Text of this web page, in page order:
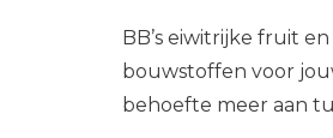
BB’s eiwitrijke fruit
bouwstoffen voor
behoefte meer aan